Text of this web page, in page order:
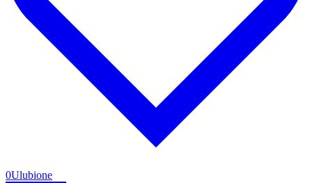
0Ulubione